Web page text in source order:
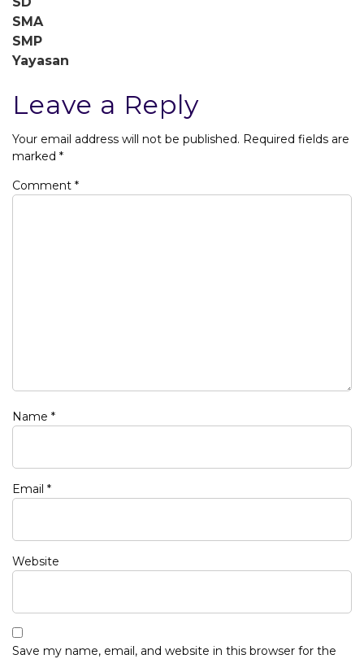
SMA
SMP
Yayasan
Leave a Reply
Your email address will not be published. Required fields are
marked *
Comment *
Name *
Email *
Website
Save my name, email, and website in this browser for the